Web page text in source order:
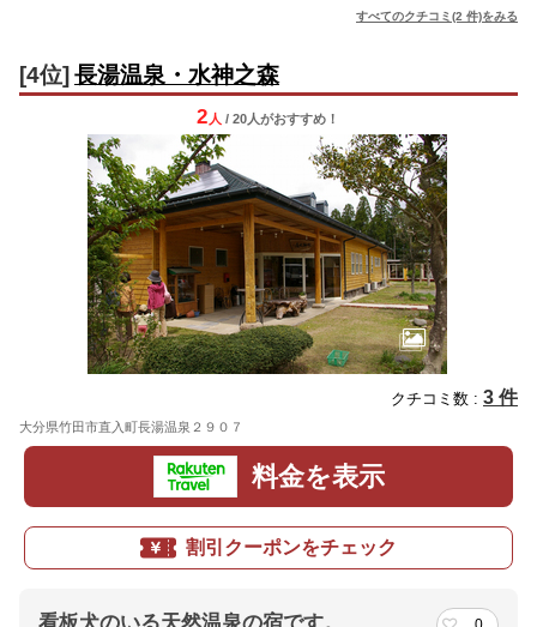
すべてのクチコミ(2 件)をみる
[4位] 長湯温泉・水神之森
2 人 / 20人がおすすめ！
クチコミ数 : 3 件
大分県竹田市直入町長湯温泉２９０７
料金を表示
割引クーポンをチェック
看板犬のいる天然温泉の宿です。